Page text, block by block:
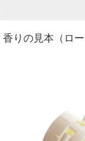
香りの見本（ロ